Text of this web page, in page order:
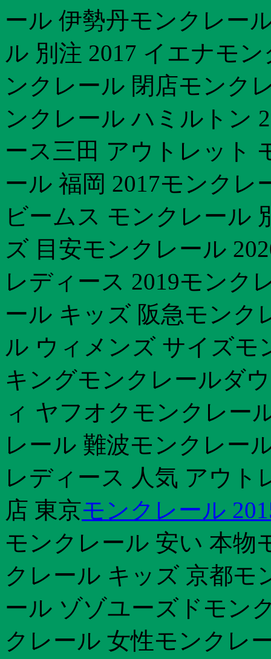
ール 伊勢丹モンクレー
ル 別注 2017 イエナモ
ンクレール 閉店モンク
ンクレール ハミルトン
ース三田 アウトレット
ール 福岡 2017モンク
ビームス モンクレール
ズ 目安モンクレール
レディース 2019モンク
ール キッズ 阪急モンク
ル ウィメンズ サイズモ
キングモンクレールダ
ィ ヤフオクモンクレー
レール 難波モンクレー
レディース 人気 アウト
店 東京モンクレール
モンクレール 安い 本物
クレール キッズ 京都モ
ール ゾゾユーズドモン
クレール 女性モンクレ